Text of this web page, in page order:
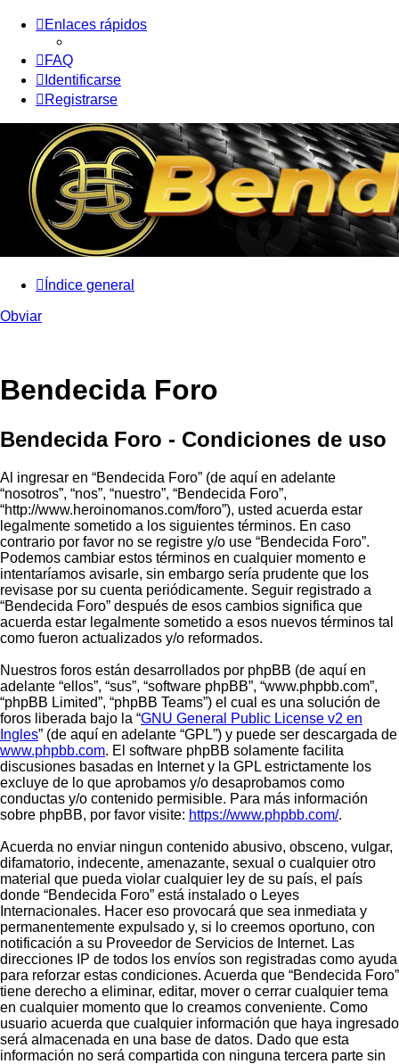
Enlaces rápidos
FAQ
Identificarse
Registrarse
Índice general
Obviar
Bendecida Foro
Bendecida Foro - Condiciones de uso
Al ingresar en “Bendecida Foro” (de aquí en adelante
“nosotros”, “nos”, “nuestro”, “Bendecida Foro”,
“http://www.heroinomanos.com/foro”), usted acuerda estar
legalmente sometido a los siguientes términos. En caso
contrario por favor no se registre y/o use “Bendecida Foro”.
Podemos cambiar estos términos en cualquier momento e
intentaríamos avisarle, sin embargo sería prudente que los
revisase por su cuenta periódicamente. Seguir registrado a
“Bendecida Foro” después de esos cambios significa que
acuerda estar legalmente sometido a esos nuevos términos tal
como fueron actualizados y/o reformados.
Nuestros foros están desarrollados por phpBB (de aquí en
adelante “ellos”, “sus”, “software phpBB”, “www.phpbb.com”,
“phpBB Limited”, “phpBB Teams”) el cual es una solución de
foros liberada bajo la “GNU General Public License v2 en
Ingles” (de aquí en adelante “GPL”) y puede ser descargada de
www.phpbb.com. El software phpBB solamente facilita
discusiones basadas en Internet y la GPL estrictamente los
excluye de lo que aprobamos y/o desaprobamos como
conductas y/o contenido permisible. Para más información
sobre phpBB, por favor visite: https://www.phpbb.com/.
Acuerda no enviar ningun contenido abusivo, obsceno, vulgar,
difamatorio, indecente, amenazante, sexual o cualquier otro
material que pueda violar cualquier ley de su país, el país
donde “Bendecida Foro” está instalado o Leyes
Internacionales. Hacer eso provocará que sea inmediata y
permanentemente expulsado y, si lo creemos oportuno, con
notificación a su Proveedor de Servicios de Internet. Las
direcciones IP de todos los envíos son registradas como ayuda
para reforzar estas condiciones. Acuerda que “Bendecida Foro”
tiene derecho a eliminar, editar, mover o cerrar cualquier tema
en cualquier momento que lo creamos conveniente. Como
usuario acuerda que cualquier información que haya ingresado
será almacenada en una base de datos. Dado que esta
información no será compartida con ninguna tercera parte sin